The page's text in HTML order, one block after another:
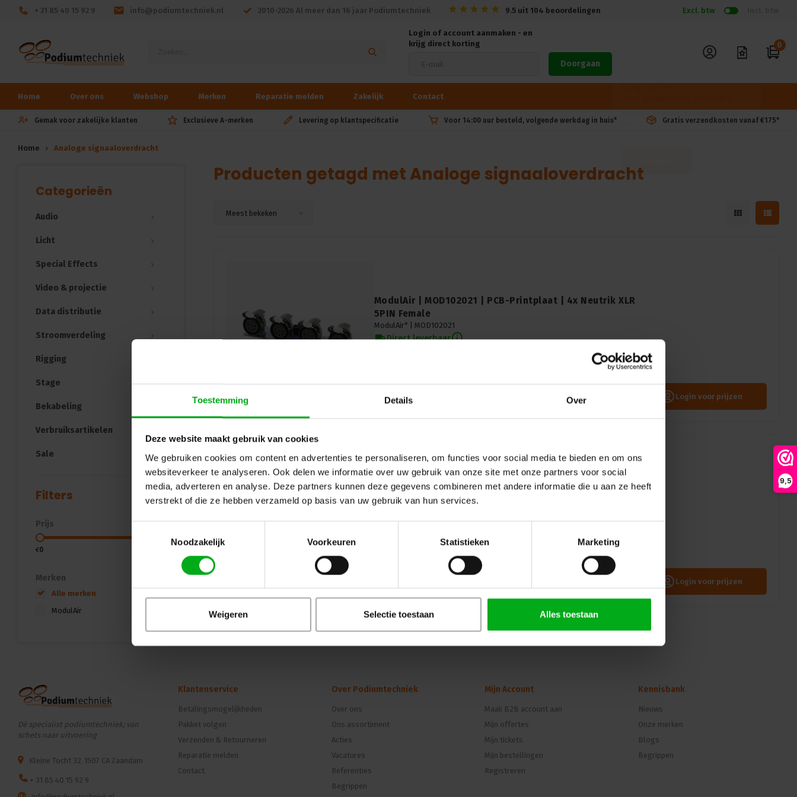
Toestemming Details Over
Deze website maakt gebruik van cookies
We gebruiken cookies om content en advertenties te personaliseren, om functies voor social media te bieden en om ons
websiteverkeer te analyseren. Ook delen we informatie over uw gebruik van onze site met onze partners voor social
media, adverteren en analyse. Deze partners kunnen deze gegevens combineren met andere informatie die u aan ze heeft
verstrekt of die ze hebben verzameld op basis van uw gebruik van hun services.
Noodzakelijk
Voorkeuren Statistieken Marketing
Weigeren Selectie toestaan Alles toestaan
9,5
+ 31 85 40 15 92 9 info@podiumtechniek.nl 2010-2026 Al meer dan 16 jaar Podiumtechniek 9.5 uit 104 beoordelingen Excl. btw
Login of account aanmaken - en
krijg direct korting
Doorgaan
0
Home Over ons Webshop Merken Reparatie melden Zakelijk Contact
Gemak voor zakelijke klanten Exclusieve A-merken Levering op klantspecificatie Voor 14:00 uur besteld, volgende werkdag in huis* Gratis verzendkosten vanaf €175*
Home Analoge signaaloverdracht
Categorieën
Audio
Licht
Special Effects
Video & projectie
Data distributie
Stroomverdeling
Rigging
Stage
Bekabeling
Verbruiksartikelen
Sale
Filters
Prijs
€0
Merken
Alle merken
ModulAir
Producten getagd met Analoge signaaloverdracht
Meest bekeken
ModulAir | MOD102021 | PCB-Printplaat | 4x Neutrik XLR
5PIN Female
ModulAir* | MOD102021
Direct leverbaar
PCB met 4x XLR 5-pin female. Om DMX-uitgangen te integreren in een
ModulAir set-up, bijvoorbeeld in een stagebox die het signaal doorgeeft aan
Login voor prijzen
DIRECT LEVERBAAR
ModulAir | MOD102025 | PCB-Printplaat | 4x Neutrik
XLR Jack combi
PCB met 4x NCJ6A-H XLR-Jack combi. Om DMX en Jack-connectoren te
Login voor prijzen
Dé specialist podiumtechniek; van
schets naar uitvoering
Kleine Tocht 32 1507 CA Zaandam
+ 31 85 40 15 92 9
Klantenservice
Betalingsmogelijkheden
Pakket volgen
Verzenden & Retourneren
Reparatie melden
Contact
Over Podiumtechniek
Over ons
Ons assortiment
Acties
Vacatures
Referenties
Begrippen
Mijn Account
Maak B2B account aan
Mijn offertes
Mijn tickets
Mijn bestellingen
Registreren
Kennisbank
Nieuws
Onze merken
Blogs
Begrippen